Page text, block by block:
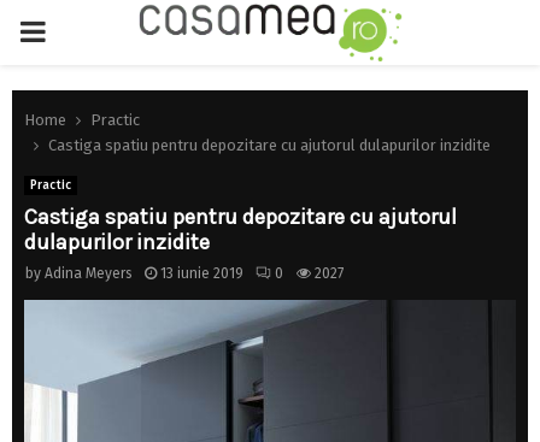
PRIMARY
MENU
Home
Practic
Castiga spatiu pentru depozitare cu ajutorul dulapurilor inzidite
Practic
Castiga spatiu pentru depozitare cu ajutorul
dulapurilor inzidite
by Adina Meyers 13 iunie 2019 0 2027